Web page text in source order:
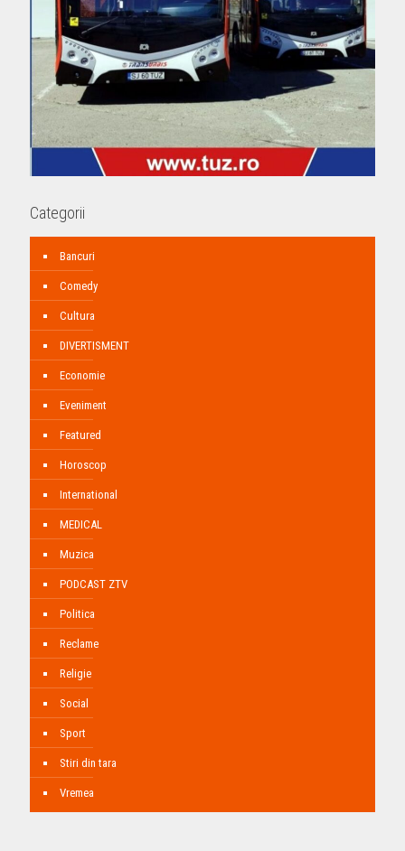
Categorii
Bancuri
Comedy
Cultura
DIVERTISMENT
Economie
Eveniment
Featured
Horoscop
International
MEDICAL
Muzica
PODCAST ZTV
Politica
Reclame
Religie
Social
Sport
Stiri din tara
Vremea